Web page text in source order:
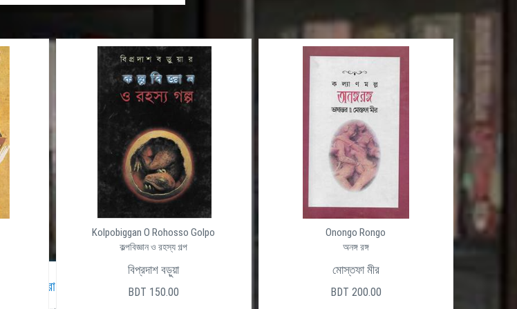
দেশের সেরা ওয়েব হোস্টিং প্রোভাইডার ইন বাংলাদেশ
Kolpobiggan O Rohosso Golpo
কল্পবিজ্ঞান ও রহস্য গল্প
বিপ্রদাশ বড়ুয়া
BDT 150.00
Onongo Rongo
অনঙ্গ রঙ্গ
মোস্তফা মীর
BDT 200.00